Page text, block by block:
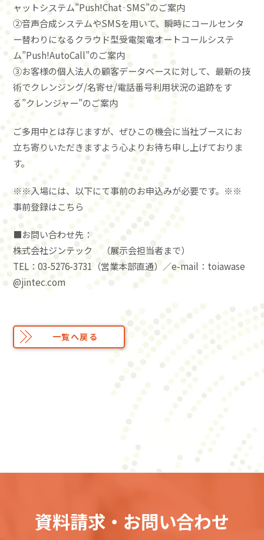
ャットシステム”Push!Chat·SMS”のご案内
②音声合成システムやSMSを用いて、瞬時にコールセンタ
ー替わりになるクラウド型受電架電オートコールシステ
ム”Push!AutoCall”のご案内
③お客様の個人法人の顧客データベースに対して、最新の技
術でクレンジング/名寄せ/電話番号利用状況の追跡をす
る”クレンジャー”のご案内
ご多用中とは存じますが、ぜひこの機会に当社ブースにお
立ち寄りいただきますよう心よりお待ち申し上げておりま
す。
※※入場には、以下にて事前のお申込みが必要です。※※
事前登録はこちら
■お問い合わせ先：
株式会社ジンテック （展示会担当者まで）
TEL：03-5276-3731（営業本部直通）／e-mail：toiawase
@jintec.com
一覧へ戻る
資料請求・お問い合わせ